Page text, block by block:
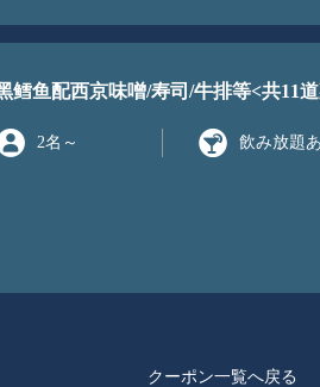
鳕鱼配西京味噌/寿司/牛排等<共11
2名 ～ 飲み放題
クーポン一覧へ戻る